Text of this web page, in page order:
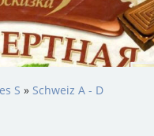
S » Schweiz A - D